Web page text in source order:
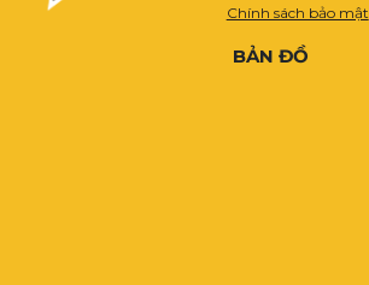
Chính sách bảo mật
BẢN ĐỒ